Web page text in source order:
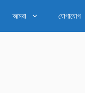
আমরা যোগাযোগ